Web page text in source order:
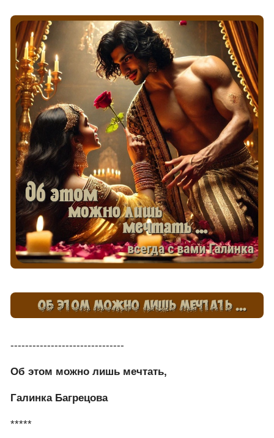
-------------------------------
Об этом можно лишь мечтать,
Галинка Багрецова
*****